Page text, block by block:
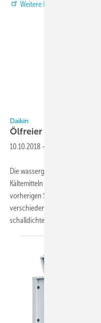
Weitere Informationen
Daikin
Ölfreier
10.10.2018 -
Die wassergekühlte ölfreie
Kältemitteln R134a und R 1234
vorherigen Serien bis zu 32
verschiedenen
schalldichten